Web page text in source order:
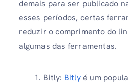
demais para ser publicado
esses períodos, certas
reduzir o comprimento do
algumas das ferramentas.
Bitly: Bitlyé um